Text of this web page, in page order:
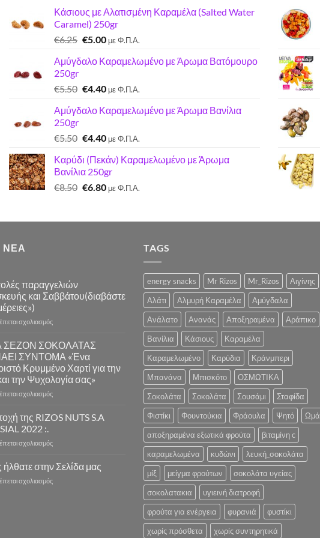
Κάσιους με Αλατισμένη Καραμέλα (Salted Water
Caramel) 250gr
€6.25 Original
was:
€5.00Η
τιμή
€5.00.
με Φ.Π.Α.
Αμύγδαλο Καραμελωμένο με Άρωμα Βατόμουρο
250gr
€5.50 Original
was:
€4.40Η
τιμή
€4.40.
με Φ.Π.Α.
Αμύγδαλο Καραμελωμένο με Άρωμα Βανίλια
250gr
€5.50 Original
was:
€5.50.
€4.40Η
τιμή
είναι:
€4.40.
με Φ.Π.Α.
Καρύδι (Πεκάν) Καραμελωμένο με Άρωμα
Βανίλια 250gr
€8.50 Original
€8.50.
€6.80Η
είναι:
με Φ.Π.Α.
ΝΈΑ
παραγγελιών
και Σαββάτου(διαβάστε
σχολιασμόςστο
παραγγελιών
Παρασκευής
και
Σαββάτου(διαβάστε
λεπτομέρειες»)
ΣΕΖΟΝ ΣΟΚΟΛΑΤΑΣ
ΣΥΝΤΟΜΑ «Ένα
Κρυμμένο Χαρτί για την
την Ψυχολογία σας»
σχολιασμόςστο
ΝΕΑ
ΞΕΚΙΝΑΕΙ
«Ένα
Κρυμμένο
της RIZOS NUTS S.A
2022 :.
σχολιασμόςστο
της
NUTS
στην Σελίδα μας
σχολιασμόςστο
TAGS
energy snacks Mr Rizos Mr_Rizos
Αιγίνης
Αλάτι
Αλμυρή Καραμέλα
Αμύγδαλα
Ανάλατο
Ανανάς Αποξηραμένα
Αράπικο
Βανίλια
Κάσιους
Καραμέλα
Καραμελωμένο
Καρύδια
Κράνμπερι
Μπανάνα
Μπισκότο
ΟΣΜΩΤΙΚΑ
Σοκολάτα
Σοκολάτα Σουσάμι
Σταφίδα
Φιστίκι
Φουντούκια Φράουλα Ψητό
Ωμά
αποξηραμένα εξωτικά φρούτα
βιταμίνη c
καραμελωμένα
κυδώνι
λευκή_σοκολάτα
μίξ
μείγμα φρούτων
σοκολάτα υγείας
σοκολατακια
υγιεινή διατροφή
φρούτα για ενέργεια
φυρανιά
φυστίκι
χωρίς πρόσθετα
χωρίς συντηρητικά